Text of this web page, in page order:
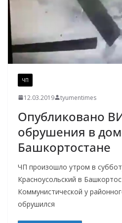
ЧП
12.03.2019 tyumentimes
Опубликовано
обрушения в
Башкортостане
ЧП произошло утром в
Красноусольский в
Коммунистической у
обрушился